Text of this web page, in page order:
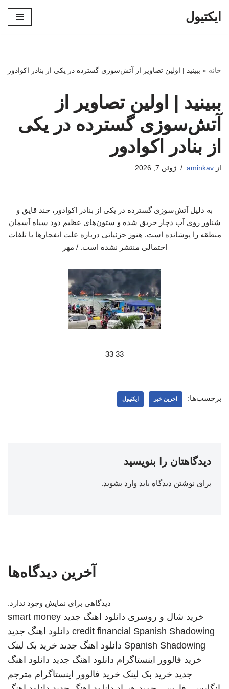
ایکتیول
خانه » ببینید | اولین تصاویر از آتش‌سوزی گسترده در یکی از بنادر اکوادور
ببینید | اولین تصاویر از
آتش‌سوزی گسترده در یکی
از بنادر اکوادور
از aminkav ژوئن 7, 2026
به دلیل آتش‌سوزی گسترده در یکی از بنادر اکوادور، چند قایق و
شناور روی آب دچار حریق شده‌ و ستون‌های عظیم دود سیاه آسمان
منطقه را پوشانده است. هنوز جزئیاتی درباره علت انفجارها یا تلفات
احتمالی منتشر نشده است. / مهر
33 33
برچسب‌ها: اخرین خبر ایکتیول
دیدگاهتان را بنویسید
برای نوشتن دیدگاه باید وارد بشوید.
آخرین دیدگاه‌ها
دیدگاهی برای نمایش وجود ندارد.
خرید شال و روسری دانلود اهنگ جدید smart money
credit financial Spanish Shadowing
دانلود اهنگ جدید
Spanish Shadowing دانلود اهنگ جدید خرید بک لینک
خرید فالوور اینستاگرام دانلود اهنگ جدید دانلود اهنگ
جدید خرید بک لینک خرید فالوور اینستاگرام مترجم